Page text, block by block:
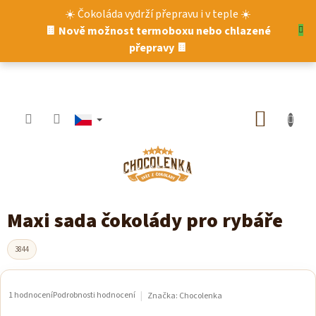
☀️ Čokoláda vydrží přepravu i v teple ☀️
🍫 Nově možnost termoboxu nebo chlazené
přepravy 🍫
Maxi sada čokolády pro rybáře
3844
Průměrné
1 hodnoceníPodrobnosti hodnocení Značka: Chocolenka